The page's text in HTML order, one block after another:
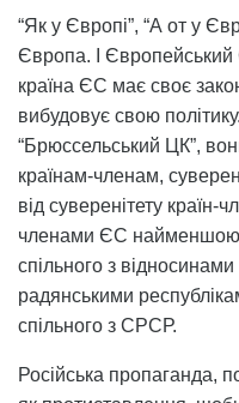
“Як у Європі”, “А от у
Європа. І
країна ЄС має своє
вибудовує свою
“Брюссельський ЦК”,
країнам-членам,
від суверенітету країн-
членами ЄС найменшою
спільного з
радянськими
спільного з СРСР.
Російська пропаганда,